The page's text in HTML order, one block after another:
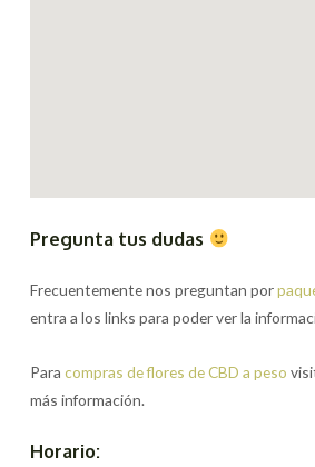
Pregunta tus dudas
Frecuentemente nos preguntan por
entra a los links para poder ver la
Paracompras de flores de CBD a peso
más información.
Horario: